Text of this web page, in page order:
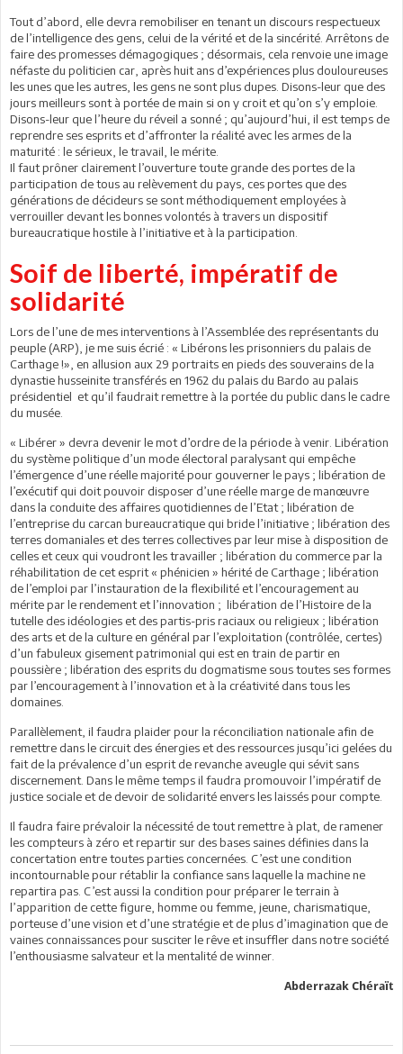
Tout d’abord, elle devra remobiliser en tenant un discours respectueux
de l’intelligence des gens, celui de la vérité et de la sincérité. Arrêtons de
faire des promesses démagogiques ; désormais, cela renvoie une image
néfaste du politicien car, après huit ans d’expériences plus douloureuses
les unes que les autres, les gens ne sont plus dupes. Disons-leur que des
jours meilleurs sont à portée de main si on y croit et qu’on s’y emploie.
Disons-leur que l’heure du réveil a sonné ; qu’aujourd’hui, il est temps de
reprendre ses esprits et d’affronter la réalité avec les armes de la
maturité : le sérieux, le travail, le mérite.
Il faut prôner clairement l’ouverture toute grande des portes de la
participation de tous au relèvement du pays, ces portes que des
générations de décideurs se sont méthodiquement employées à
verrouiller devant les bonnes volontés à travers un dispositif
bureaucratique hostile à l’initiative et à la participation.
Soif de liberté, impératif de
solidarité
Lors de l’une de mes interventions à l’Assemblée des représentants du
peuple (ARP), je me suis écrié : « Libérons les prisonniers du palais de
Carthage !», en allusion aux 29 portraits en pieds des souverains de la
dynastie husseinite transférés en 1962 du palais du Bardo au palais
présidentiel et qu’il faudrait remettre à la portée du public dans le cadre
du musée.
« Libérer » devra devenir le mot d’ordre de la période à venir. Libération
du système politique d’un mode électoral paralysant qui empêche
l’émergence d’une réelle majorité pour gouverner le pays ; libération de
l’exécutif qui doit pouvoir disposer d’une réelle marge de manœuvre
dans la conduite des affaires quotidiennes de l’Etat ; libération de
l’entreprise du carcan bureaucratique qui bride l’initiative ; libération des
terres domaniales et des terres collectives par leur mise à disposition de
celles et ceux qui voudront les travailler ; libération du commerce par la
réhabilitation de cet esprit « phénicien » hérité de Carthage ; libération
de l’emploi par l’instauration de la flexibilité et l’encouragement au
mérite par le rendement et l’innovation ; libération de l’Histoire de la
tutelle des idéologies et des partis-pris raciaux ou religieux ; libération
des arts et de la culture en général par l’exploitation (contrôlée, certes)
d’un fabuleux gisement patrimonial qui est en train de partir en
poussière ; libération des esprits du dogmatisme sous toutes ses formes
par l’encouragement à l’innovation et à la créativité dans tous les
domaines.
Parallèlement, il faudra plaider pour la réconciliation nationale afin de
remettre dans le circuit des énergies et des ressources jusqu’ici gelées du
fait de la prévalence d’un esprit de revanche aveugle qui sévit sans
discernement. Dans le même temps il faudra promouvoir l’impératif de
justice sociale et de devoir de solidarité envers les laissés pour compte.
Il faudra faire prévaloir la nécessité de tout remettre à plat, de ramener
les compteurs à zéro et repartir sur des bases saines définies dans la
concertation entre toutes parties concernées. C’est une condition
incontournable pour rétablir la confiance sans laquelle la machine ne
repartira pas. C’est aussi la condition pour préparer le terrain à
l’apparition de cette figure, homme ou femme, jeune, charismatique,
porteuse d’une vision et d’une stratégie et de plus d’imagination que de
vaines connaissances pour susciter le rêve et insuffler dans notre société
l’enthousiasme salvateur et la mentalité de winner.
Abderrazak Chéraït